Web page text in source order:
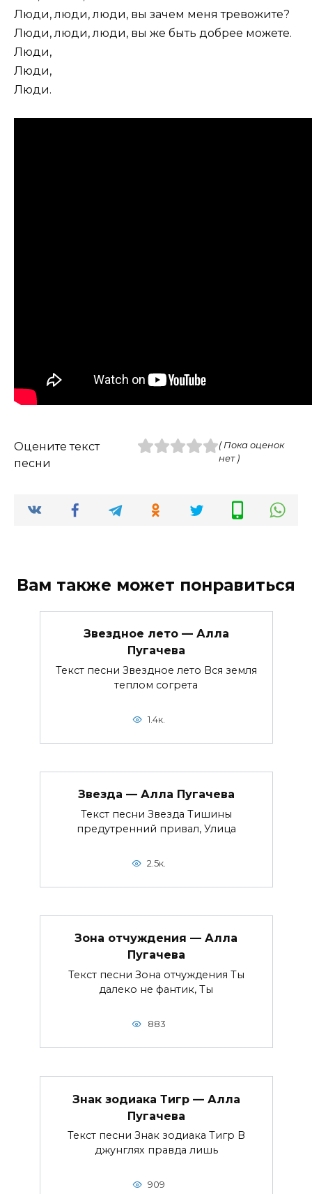
Люди, люди, люди, вы зачем меня тревожите?
Люди, люди, люди, вы же быть добрее можете.
Люди,
Люди,
Люди.
Оцените текст
песни
( Пока оценок
нет )
Вам также может понравиться
Звездное лето — Алла
Пугачева
Текст песни Звездное лето Вся земля
теплом согрета
1.4к.
Звезда — Алла Пугачева
Текст песни Звезда Тишины
предутренний привал, Улица
2.5к.
Зона отчуждения — Алла
Пугачева
Текст песни Зона отчуждения Ты
далеко не фантик, Ты
883
Знак зодиака Тигр — Алла
Пугачева
Текст песни Знак зодиака Тигр В
джунглях правда лишь
909